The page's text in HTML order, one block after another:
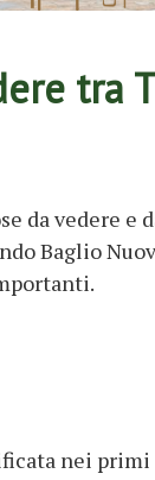
tra
da vedere e
Baglio
nei primi